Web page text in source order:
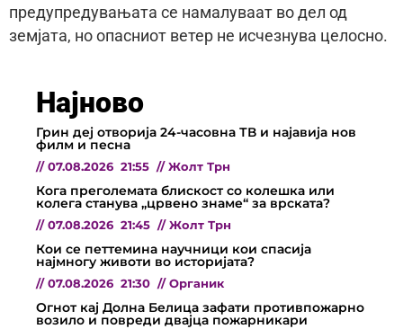
предупредувањата се намалуваат во дел од
земјата, но опасниот ветер не исчезнува целосно.
Најново
Грин деј отворија 24-часовна ТВ и најавија нов
филм и песна
// 07.08.2026 21:55 // Жолт Трн
Кога преголемата блискост со колешка или
колега станува „црвено знаме“ за врската?
// 07.08.2026 21:45 // Жолт Трн
Кои се петтемина научници кои спасија
најмногу животи во историјата?
// 07.08.2026 21:30 // Органик
Огнот кај Долна Белица зафати противпожарно
возило и повреди двајца пожарникари